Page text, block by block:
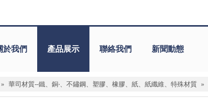
於我們 產品展示 聯絡我們 新聞動態
» 華司材質--鐵、銅‧、不鏽鋼、塑膠、橡膠、紙、紙纖維、特殊材質 »